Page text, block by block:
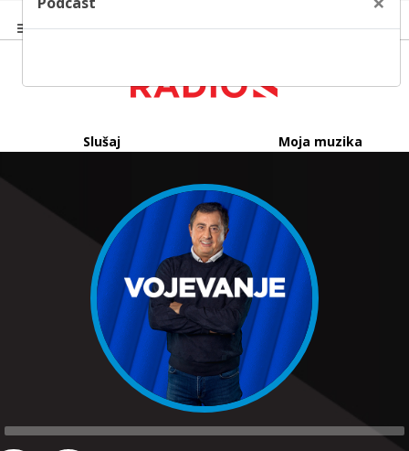
Slušaj Moja muzika